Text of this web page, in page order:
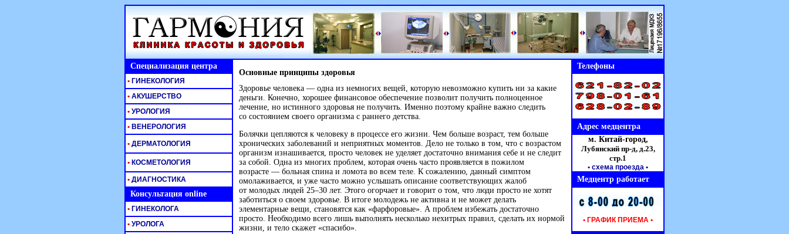
Специализация центра Основные принципы здоровья
Здоровье человека — одна из немногих вещей, которую невозможно купить ни за какие
деньги. Конечно, хорошее финансовое обеспечение позволит получить полноценное
лечение, но истинного здоровья не получить. Именно поэтому крайне важно следить
со состоянием своего организма с раннего детства.
Болячки цепляются к человеку в процессе его жизни. Чем больше возраст, тем больше
хронических заболеваний и неприятных моментов. Дело не только в том, что с возрастом
организм изнашивается, просто человек не уделяет достаточно внимания себе и не следит
за собой. Одна из многих проблем, которая очень часто проявляется в пожилом
возрасте — больная спина и ломота во всем теле. К сожалению, данный симптом
омолаживается, и уже часто можно услышать описание соответствующих жалоб
от молодых людей 25–30 лет. Этого огорчает и говорит о том, что люди просто не хотят
заботиться о своем здоровье. В итоге молодежь не активна и не может делать
элементарные вещи, становятся как «фарфоровые». А проблем избежать достаточно
просто. Необходимо всего лишь выполнять несколько нехитрых правил, сделать их нормой
жизни, и тело скажет «спасибо».
Телефоны
• ГИНЕКОЛОГИЯ
• АКУШЕРСТВО
• УРОЛОГИЯ
• ВЕНЕРОЛОГИЯ Адрес медцентра
• ДЕРМАТОЛОГИЯ
м. Китай-город,
Лубянский пр-д, д.23,
стр.1
• схема проезда •
• КОСМЕТОЛОГИЯ
• ДИАГНОСТИКА
Медцентр работает
Консультация online
• ГРАФИК ПРИЕМА •
• ГИНЕКОЛОГА
• УРОЛОГА